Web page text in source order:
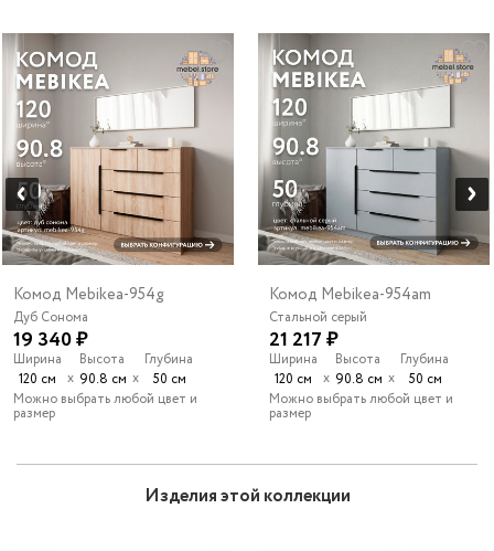
Комод Mebikea-954g
Дуб Сонома
19 340 ₽
Ширина
120 см
х
Высота
90.8 см х
Глубина
50 см
Можно выбрать любой цвет и
размер
Комод Mebikea-954am
Стальной серый
21 217 ₽
Ширина
120 см
х
Высота
90.8 см х
Глубина
50 см
Можно выбрать любой цвет и
размер
Изделия этой коллекции